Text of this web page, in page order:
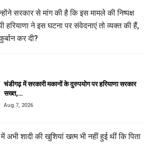
सरकार से मांग की है कि इस मामले की निष्पक्ष
ने इस घटना पर संवेदनाएं तो व्यक्त की हैं,
कर दी?
चंडीगढ़ में सरकारी मकानों के दुरुपयोग पर हरियाणा सरकार
सख्त,…
Aug 7, 2026
शादी की खुशियां खत्म भी नहीं हुई थीं कि पिता